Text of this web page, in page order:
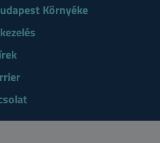
Környéke